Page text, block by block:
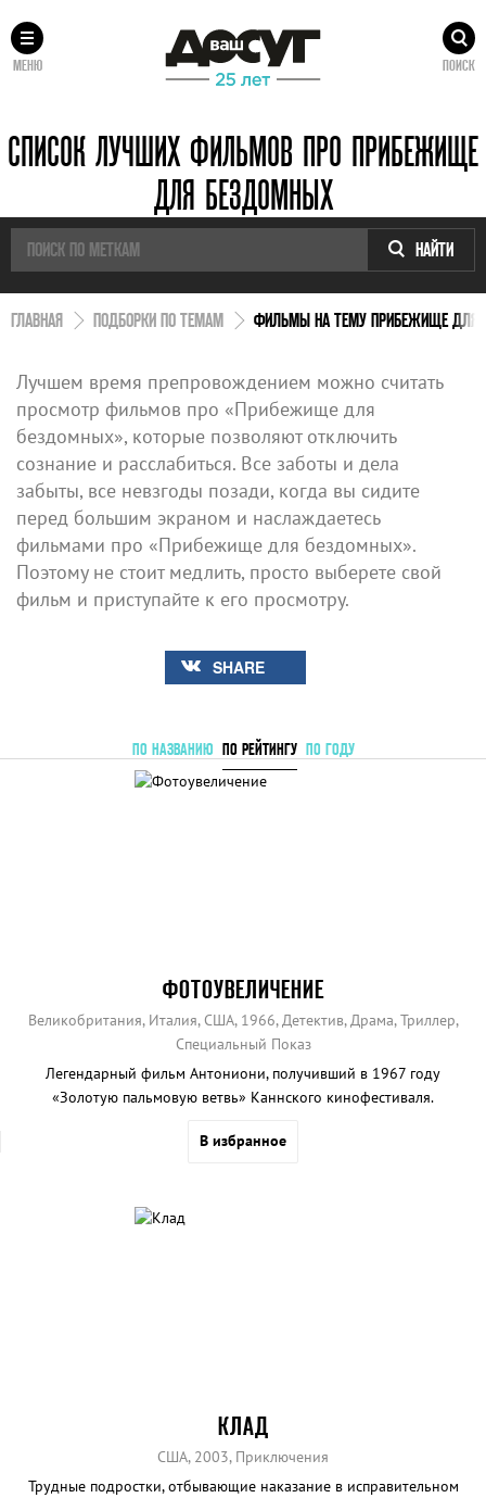
МЕНЮ ПОИСК
СПИСОК ЛУЧШИХ ФИЛЬМОВ ПРО ПРИБЕЖИЩЕ
ДЛЯ БЕЗДОМНЫХ
НАЙТИ
ГЛАВНАЯ ПОДБОРКИ ПО ТЕМАМ ФИЛЬМЫ НА ТЕМУ ПРИБЕЖИЩЕ ДЛЯ
Лучшем время препровождением можно считать
просмотр фильмов про «Прибежище для
бездомных», которые позволяют отключить
сознание и расслабиться. Все заботы и дела
забыты, все невзгоды позади, когда вы сидите
перед большим экраном и наслаждаетесь
фильмами про «Прибежище для бездомных».
Поэтому не стоит медлить, просто выберете свой
фильм и приступайте к его просмотру.
SHARE
ПО НАЗВАНИЮ ПО РЕЙТИНГУ ПО ГОДУ
ФОТОУВЕЛИЧЕНИЕ
Великобритания, Италия, США, 1966, Детектив, Драма, Триллер,
Специальный Показ
Легендарный фильм Антониони, получивший в 1967 году
«Золотую пальмовую ветвь» Каннского кинофестиваля.
В избранное
КЛАД
США, 2003, Приключения
Трудные подростки, отбывающие наказание в исправительном